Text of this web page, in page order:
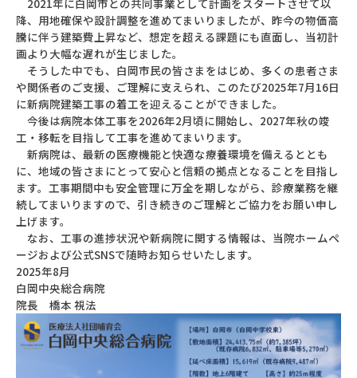
降、用地確保や設計調整を進めてまいりましたが、昨今の物価高
騰に伴う建築費上昇など、想定を超える課題にも直面し、当初計
画より大幅な遅れが生じました。
そうした中でも、白岡市民の皆さまをはじめ、多くの患者さま
や関係者のご支援、ご理解に支えられ、このたび2025年7月16日
に新病院建築工事の着工を迎えることができました。
今後は病院本体工事を2026年2月頃に開始し、2027年秋の竣
工・移転を目指して工事を進めてまいります。
新病院は、最新の医療機能と快適な療養環境を備えるととも
に、地域の皆さまにとって安心と信頼の拠点となることを目指し
ます。工事期間中も安全管理に万全を期しながら、診療業務を継
続してまいりますので、引き続きのご理解とご協力をお願い申し
上げます。
なお、工事の進捗状況や新病院に関する情報は、当院ホームペ
ージおよび公式SNSで随時お知らせいたします。
2025年8月
白岡中央総合病院
院長 橋本 視法